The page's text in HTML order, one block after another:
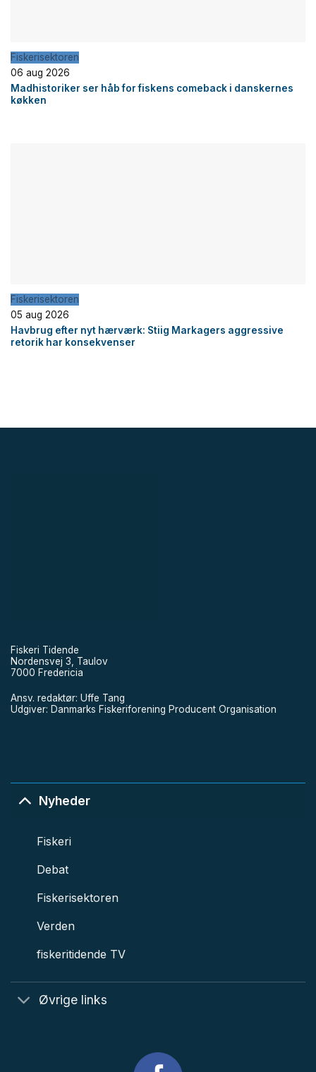
Fiskerisektoren
06 aug 2026
Madhistoriker ser håb for fiskens comeback i danskernes
køkken
Fiskerisektoren
05 aug 2026
Havbrug efter nyt hærværk: Stiig Markagers aggressive
retorik har konsekvenser
Fiskeri Tidende
Nordensvej 3, Taulov
7000 Fredericia
Ansv. redaktør: Uffe Tang
Udgiver: Danmarks Fiskeriforening Producent Organisation
Nyheder
Fiskeri
Debat
Fiskerisektoren
Verden
fiskeritidende TV
Øvrige links